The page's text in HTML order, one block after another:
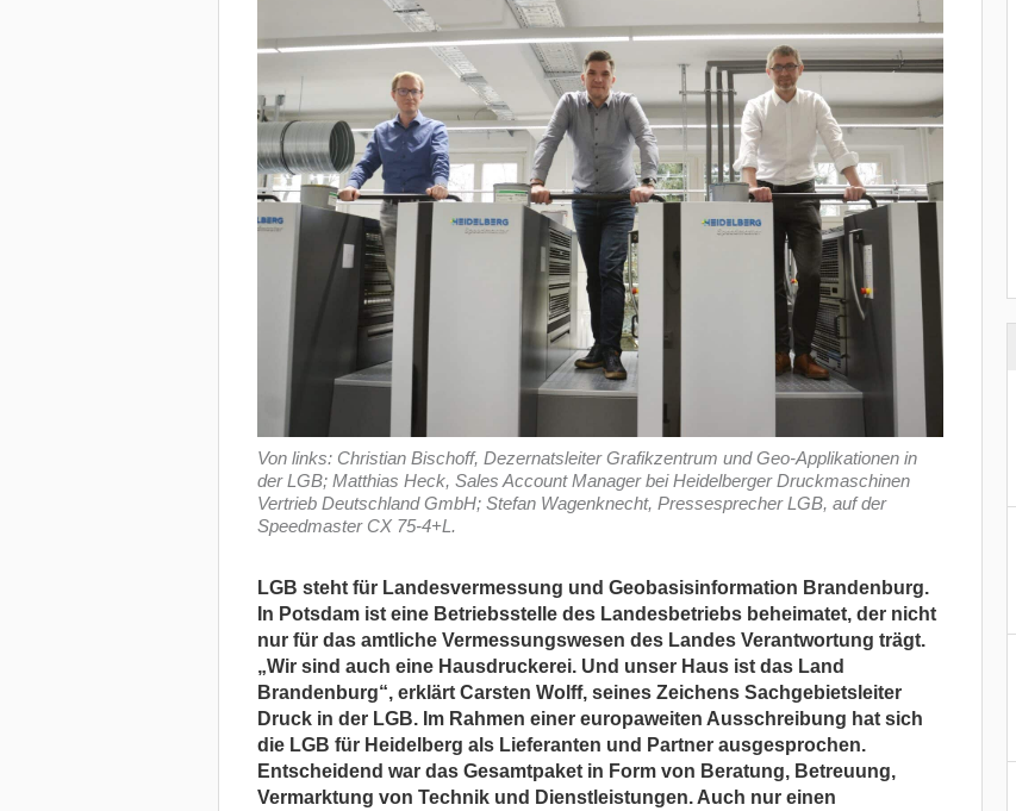
Von links: Christian Bischoff, Dezernatsleiter Grafikzentrum und Geo-Applikationen in
der LGB; Matthias Heck, Sales Account Manager bei Heidelberger Druckmaschinen
Vertrieb Deutschland GmbH; Stefan Wagenknecht, Pressesprecher LGB, auf der
Speedmaster CX 75-4+L.
LGB steht für Landesvermessung und Geobasisinformation Brandenburg.
In Potsdam ist eine Betriebsstelle des Landesbetriebs beheimatet, der nicht
nur für das amtliche Vermessungswesen des Landes Verantwortung trägt.
„Wir sind auch eine Hausdruckerei. Und unser Haus ist das Land
Brandenburg“, erklärt Carsten Wolff, seines Zeichens Sachgebietsleiter
Druck in der LGB. Im Rahmen einer europaweiten Ausschreibung hat sich
die LGB für Heidelberg als Lieferanten und Partner ausgesprochen.
Entscheidend war das Gesamtpaket in Form von Beratung, Betreuung,
Vermarktung von Technik und Dienstleistungen. Auch nur einen